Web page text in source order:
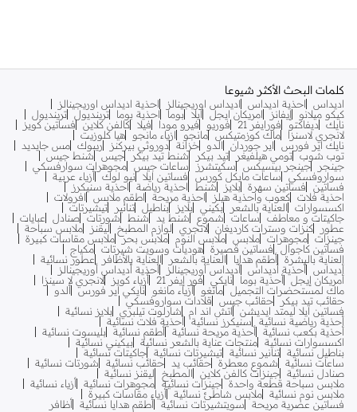
كلمات البحث الأكثر شيوعا
اديداس احذية اديداس اديداس اوريجينالز
احذية اديداس اوريجينالز
كيكو ميلانو
إيفانز امريكان ايجل ايلا بوما احذية بوما ترينديول ترينديول
نايك ديفاكتو فورايفر 21 فوريو فيرو مودا فيلا كالفن كلاين فساتين كويز
لانجري لاسنزا
ماك كوزمتيكس مانجو ازياء مانجو
هيا كلوزيت
نايك اير فورس
اير جوردان الدو خزانة دوروثي بيركنز ريبوك مس جايديد
توب شوب تومي هيلفيغر تيد بيكر شنط تيد بيكر جيس
شنط جيس
جينجر
جينجر بيسيكس سكيتشرز ساعات جيس مجوهرات سوارفسكي
سواروفسكي
ساعات مايكل كورس فساتين ايلا نيو لوك أزياء عربية
فساتين
فساتين سهرة بلايز شنط احذية رياضة
احذية سنيكرز
احذية فلات كعوب واحذية هيلز احذية مريحة اطقم ملابس
افرولات
اكسسوارات
العناية بالشعر بكيني بلايز بناطيل تنانير
تيشيرتات
جاكيتات و معاطف
ساعات شموع شنط يد شنط شورتات صنادل
عبايات
عطور
كنزات وسترات كارديغان لانجري لوازم المطبخ ليقنز
ملابس سباحة
جينزات مجوهرات ملابس ملابس النوم ملابس بحر ملابس مقاسات كبيرة
فساتين كاجوال
فساتين قصيرة هوديات وسويت شيرتات مكياج
العناية بالبشرة أطقم هدايا العناية بالشعر العناية بالأظافر
عطور نسائية
أديداس أحذية أديداس أديداس أوريجينالز
أحذية أديداس أوريجينالز
أمريكان إيجل أحذية بوما نايكي فور إيفر 21 أزياء كويز
لانجري لا سينزا
ماك لمستحضرات التجميل مانغو أزياء مانغو نايكي اير فورس ألدو
حقائب تيد بيكر
حقائب جيس
قلادات سواروفسكي
فساتين ايلا ليمتد ايديشن
اتش اند ام شارلوت تيلبري بلايز نسائية
أحذية رياضية نسائية
سنيكرز نسائية أحذية فلات نسائية
أحذية بكعب نسائية أحذية مريحة نسائية أطقم نسائية بليسوت نسائية
اكسسوارات نسائية منتجات عناية بالشعر نسائية بيكيني نسائية
بناطيل نسائية تنانير نسائية تيشيرتات نسائية جاكيتات نسائية
ساعات نسائية
شموع معطرة حقائب يد حقائب نسائية
شورتات نسائية
صنادل نسائية جينزات كالفن كلاين المطبخ
ليقنز نسائية
ملابس سباحة قطعة واحدة جينزات نسائية مجوهرات نسائية أزياء نسائية
ملابس نوم نسائية ملابس شاطئ نسائية أزياء مقاسات كبيرة
فساتين عصرية مريحة
سويتشيرتات نسائية أطقم هدايا نسائية أظافر